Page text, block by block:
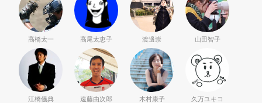
高橋太一 高尾太恵子 渡邊崇 山田智子
江橋儀典 遠藤由次郎 木村康子 久万ユキコ